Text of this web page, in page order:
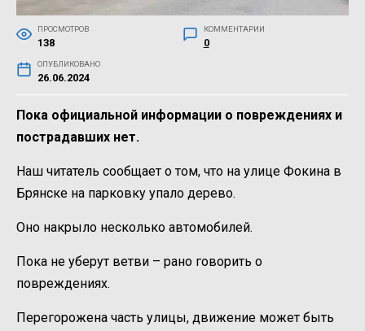
ПРОСМОТРОВ
138
КОММЕНТАРИИ
0
ОПУБЛИКОВАНО
26.06.2024
Пока официальной информации о повреждениях и
пострадавших нет.
Наш читатель сообщает о том, что на улице Фокина в
Брянске на парковку упало дерево.
Оно накрыло несколько автомобилей.
Пока не уберут ветви – рано говорить о
повреждениях.
Перегорожена часть улицы, движение может быть